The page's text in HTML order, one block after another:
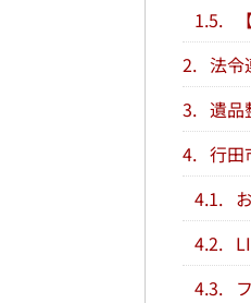
1.5.
2. 法令
3. 遺品
4. 行田
4.1.
4.2.
4.3.